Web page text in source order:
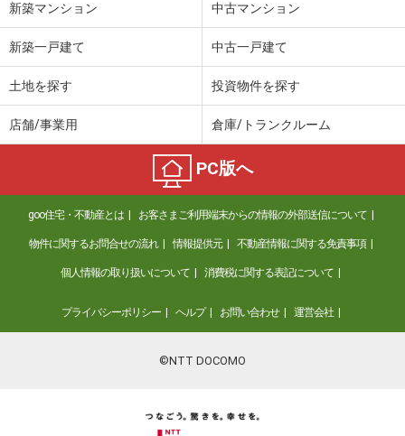
新築マンション 中古マンション
新築一戸建て 中古一戸建て
土地を探す 投資物件を探す
店舗/事業用 倉庫/トランクルーム
PC版へ
goo住宅・不動産とは お客さまご利用端末からの情報の外部送信について
物件に関するお問合せの流れ 情報提供元 不動産情報に関する免責事項
個人情報の取り扱いについて 消費税に関する表記について
プライバシーポリシー ヘルプ お問い合わせ 運営会社
©NTT DOCOMO